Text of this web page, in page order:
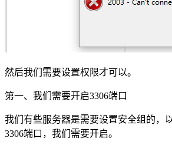
然后我们需要设置权限才可以。
第一、我们需要开启3306端口
我们有些服务器是需要设置安全组的，
3306端口，我们需要开启。